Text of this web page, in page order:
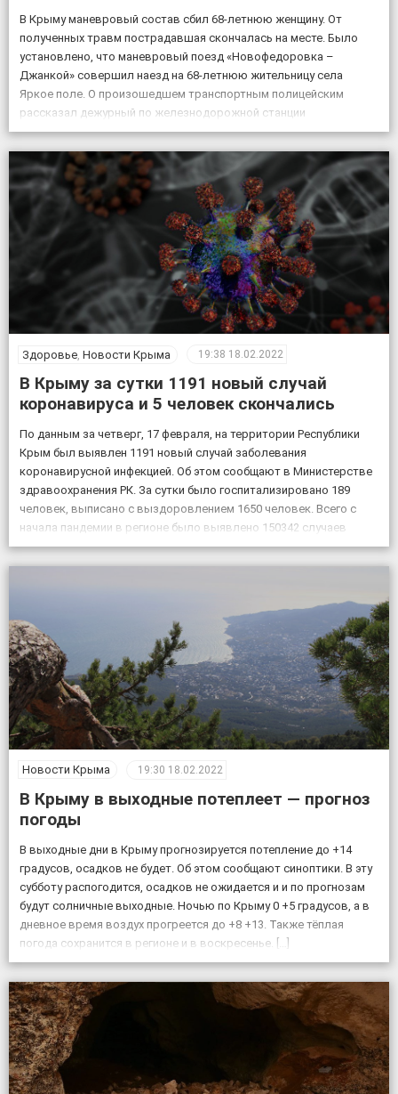
В Крыму маневровый состав сбил 68-летнюю женщину. От
полученных травм пострадавшая скончалась на месте. Было
установлено, что маневровый поезд «Новофедоровка –
Джанкой» совершил наезд на 68-летнюю жительницу села
Яркое поле. О произошедшем транспортным полицейским
рассказал дежурный по железнодорожной станции
«Кировская». «Женщина переходила через железнодорожные
пути в установленном для этого месте, но на сигналы,
подаваемые машинистом, […]
Здоровье Новости Крыма 19:38 18.02.2022
В Крыму за сутки 1191 новый случай
коронавируса и 5 человек скончались
По данным за четверг, 17 февраля, на территории Республики
Крым был выявлен 1191 новый случай заболевания
коронавирусной инфекцией. Об этом сообщают в Министерстве
здравоохранения РК. За сутки было госпитализировано 189
человек, выписано с выздоровлением 1650 человек. Всего с
начала пандемии в регионе было выявлено 150342 случаев
заболевания коронавирусом, скончалось 4830 пациентов с
подтвержденным коронавирусом, в […]
Новости Крыма 19:30 18.02.2022
В Крыму в выходные потеплеет — прогноз
погоды
В выходные дни в Крыму прогнозируется потепление до +14
градусов, осадков не будет. Об этом сообщают синоптики. В эту
субботу распогодится, осадков не ожидается и и по прогнозам
будут солничные выходные. Ночью по Крыму 0 +5 градусов, а в
дневное время воздух прогреется до +8 +13. Также тёплая
погода сохранится в регионе и в воскресенье. […]